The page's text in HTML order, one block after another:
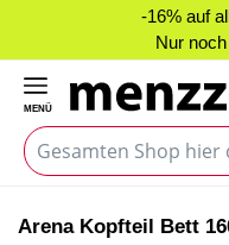
-16% auf
Nur noch
MENÜ
Ende
Anfang
Arena Kopfteil Bett